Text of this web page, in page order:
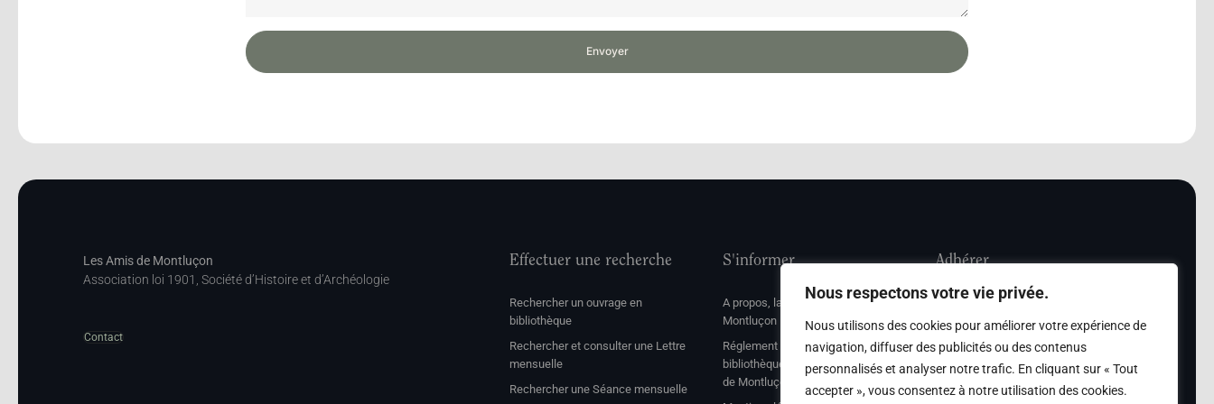
Nous respectons votre vie privée.
Nous utilisons des cookies pour améliorer votre expérience de
navigation, diffuser des publicités ou des contenus
personnalisés et analyser notre trafic. En cliquant sur « Tout
accepter », vous consentez à notre utilisation des cookies.
Envoyer
Les Amis de Montluçon
Association loi 1901, Société d’Histoire et d’Archéologie
Contact
Effectuer une recherche
Rechercher un ouvrage en
bibliothèque
Rechercher et consulter une Lettre
mensuelle
Rechercher une Séance mensuelle
S'informer
A propos, la société Les Amis de
Montluçon
Réglement de consultation de la
bibliothèque et des archives des Amis
de Montluçon
Adhérer
Adhésion